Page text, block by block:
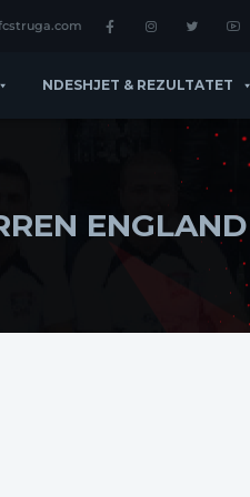
NDESHJET & REZULTATET
ENGLAND